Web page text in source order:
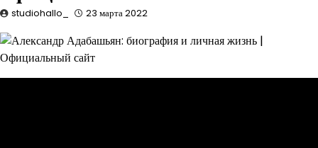
studiohallo_ 23 марта 2022